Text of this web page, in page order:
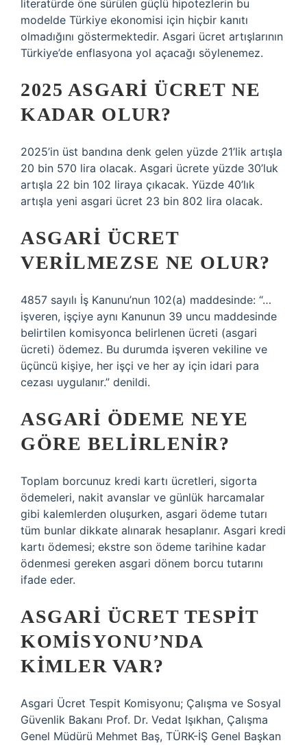
literatürde öne sürülen güçlü hipotezlerin bu
modelde Türkiye ekonomisi için hiçbir kanıtı
olmadığını göstermektedir. Asgari ücret artışlarının
Türkiye’de enflasyona yol açacağı söylenemez.
2025 ASGARI ÜCRET NE
KADAR OLUR?
2025’in üst bandına denk gelen yüzde 21’lik artışla
20 bin 570 lira olacak. Asgari ücrete yüzde 30’luk
artışla 22 bin 102 liraya çıkacak. Yüzde 40’lık
artışla yeni asgari ücret 23 bin 802 lira olacak.
ASGARI ÜCRET
VERILMEZSE NE OLUR?
4857 sayılı İş Kanunu’nun 102(a) maddesinde: “…
işveren, işçiye aynı Kanunun 39 uncu maddesinde
belirtilen komisyonca belirlenen ücreti (asgari
ücreti) ödemez. Bu durumda işveren vekiline ve
üçüncü kişiye, her işçi ve her ay için idari para
cezası uygulanır.” denildi.
ASGARI ÖDEME NEYE
GÖRE BELIRLENIR?
Toplam borcunuz kredi kartı ücretleri, sigorta
ödemeleri, nakit avanslar ve günlük harcamalar
gibi kalemlerden oluşurken, asgari ödeme tutarı
tüm bunlar dikkate alınarak hesaplanır. Asgari kredi
kartı ödemesi; ekstre son ödeme tarihine kadar
ödenmesi gereken asgari dönem borcu tutarını
ifade eder.
ASGARI ÜCRET TESPIT
KOMISYONU’NDA
KIMLER VAR?
Asgari Ücret Tespit Komisyonu; Çalışma ve Sosyal
Güvenlik Bakanı Prof. Dr. Vedat Işıkhan, Çalışma
Genel Müdürü Mehmet Baş, TÜRK-İŞ Genel Başkan